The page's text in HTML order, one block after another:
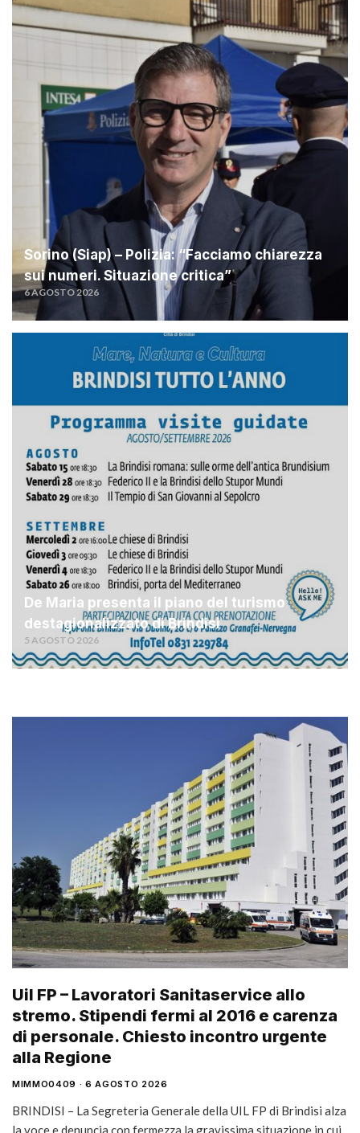
Sorino (Siap) – Polizia: “Facciamo chiarezza
sui numeri. Situazione critica”
6 AGOSTO 2026
De Maria presenta il piano del turismo
destagionalizzato di Brindisi
5 AGOSTO 2026
Uil FP – Lavoratori Sanitaservice allo
stremo. Stipendi fermi al 2016 e carenza
di personale. Chiesto incontro urgente
alla Regione
MIMMO0409 6 AGOSTO 2026
BRINDISI – La Segreteria Generale della UIL FP di Brindisi alza